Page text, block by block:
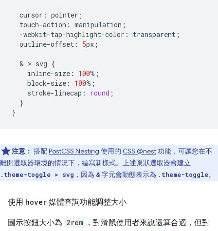
cursor : pointer ;
touch-action : manipulation ;
-webkit-tap-highlight-color : transparent ;
outline-offset : 5px ;
  & >
svg {
inline-size : 100% ;
block-size : 100% ;
stroke-linecap : round ;
}
}
注意： 搭配PostCSS Nesting 使用的 CSS @nest功能，可讓您在不
離開選取器環境的情況下，編寫新樣式。上述巢狀選取器會建立
.theme-toggle > svg ，因為 & 字元會動態表示為 .theme-toggle。
使用 hover 媒體查詢功能調整大小
圖示按鈕大小為 2rem ，對滑鼠使用者來說還算合適，但對